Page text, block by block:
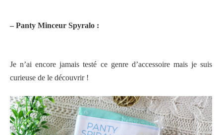
– Panty Minceur Spyralo :
Je n’ai encore jamais testé ce genre d’accessoire mais je suis
curieuse de le découvrir !